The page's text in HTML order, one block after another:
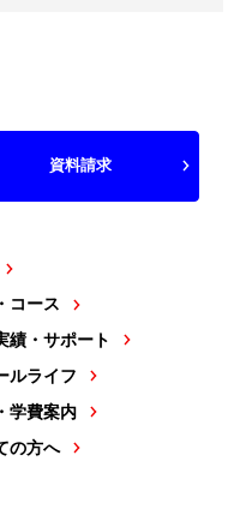
コース
績・サポート
ルライフ
学費案内
の方へ
資料請求